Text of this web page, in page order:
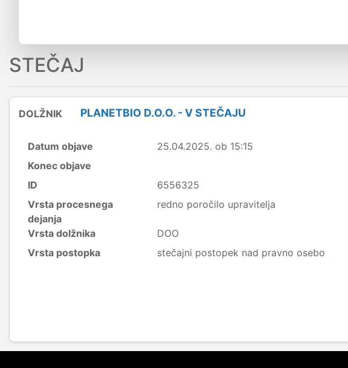
STEČAJ
DOLŽNIK PLANETBIO D.O.O. - V STEČAJU
Datum objave
25.04.2025. ob 15:15
Konec objave
ID
6556325
Vrsta procesnega
dejanja
redno poročilo upravitelja
Vrsta dolžnika
DOO
Vrsta postopka
stečajni postopek nad pravno osebo